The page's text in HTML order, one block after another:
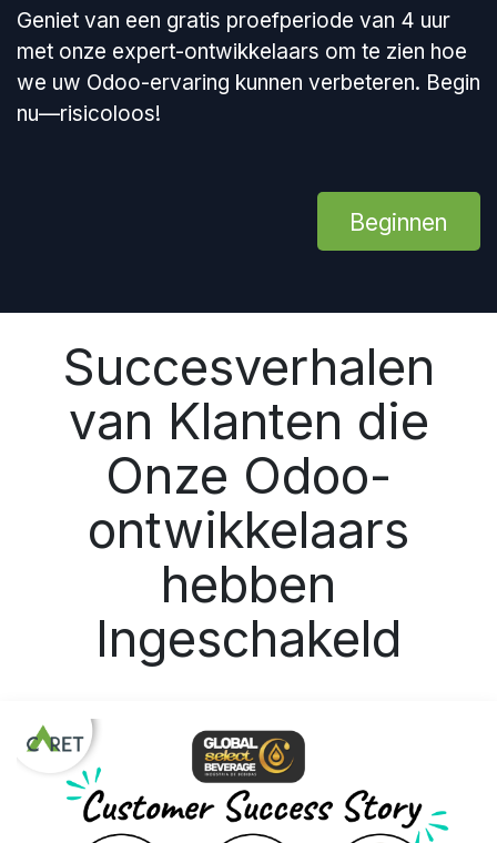
Geniet van een gratis proefperiode van 4 uur
met onze expert-ontwikkelaars om te zien hoe
we uw Odoo-ervaring kunnen verbeteren. Begin
nu—risicoloos!
Beginnen
Succesverhalen
van Klanten die
Onze Odoo-
ontwikkelaars
hebben
Ingeschakeld